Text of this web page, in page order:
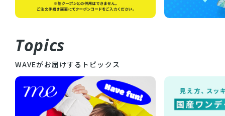
Topics
WAVEがお届けするトピックス